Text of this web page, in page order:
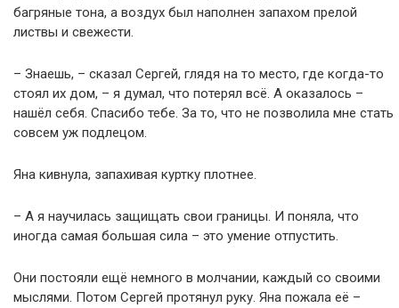
багряные тона, а воздух был наполнен запахом прелой
листвы и свежести.
– Знаешь, – сказал Сергей, глядя на то место, где когда-то
стоял их дом, – я думал, что потерял всё. А оказалось –
нашёл себя. Спасибо тебе. За то, что не позволила мне стать
совсем уж подлецом.
Яна кивнула, запахивая куртку плотнее.
– А я научилась защищать свои границы. И поняла, что
иногда самая большая сила – это умение отпустить.
Они постояли ещё немного в молчании, каждый со своими
мыслями. Потом Сергей протянул руку. Яна пожала её –